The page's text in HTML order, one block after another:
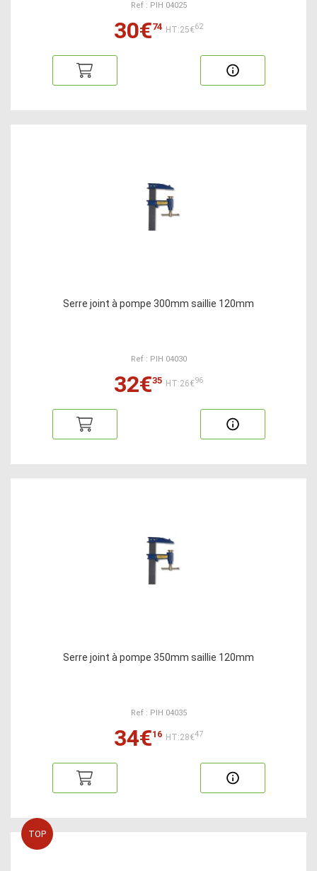
Ref : PIH 04025
30€74 HT:25€62
Serre joint à pompe 300mm saillie 120mm
Ref : PIH 04030
32€35 HT:26€96
Serre joint à pompe 350mm saillie 120mm
Ref : PIH 04035
34€16 HT:28€47
TOP